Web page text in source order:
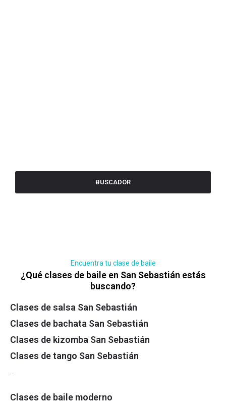
BUSCADOR
Encuentra tu clase de baile
¿Qué clases de baile en San Sebastián estás
buscando?
Clases de salsa San Sebastián
Clases de bachata San Sebastián
Clases de kizomba San Sebastián
Clases de tango San Sebastián
Clases de baile moderno